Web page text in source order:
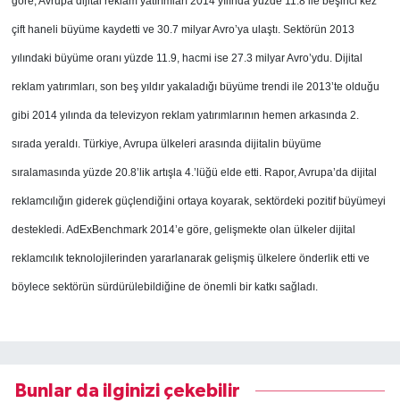
çift haneli büyüme kaydetti ve 30.7 milyar Avro’ya ulaştı. Sektörün 2013
yılındaki büyüme oranı yüzde 11.9, hacmi ise 27.3 milyar Avro’ydu. Dijital
reklam yatırımları, son beş yıldır yakaladığı büyüme trendi ile 2013’te olduğu
gibi 2014 yılında da televizyon reklam yatırımlarının hemen arkasında 2.
sırada yeraldı. Türkiye, Avrupa ülkeleri arasında dijitalin büyüme
sıralamasında yüzde 20.8’lik artışla 4.’lüğü elde etti. Rapor, Avrupa’da dijital
reklamcılığın giderek güçlendiğini ortaya koyarak, sektördeki pozitif büyümeyi
destekledi. AdExBenchmark 2014’e göre, gelişmekte olan ülkeler dijital
reklamcılık teknolojilerinden yararlanarak gelişmiş ülkelere önderlik etti ve
böylece sektörün sürdürülebildiğine de önemli bir katkı sağladı.
Bunlar da ilginizi çekebilir